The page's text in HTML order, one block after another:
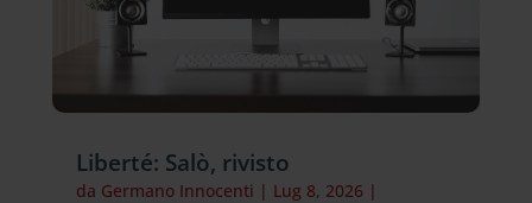
Liberté: Salò, rivisto
da Germano Innocenti | Lug 8, 2026 |